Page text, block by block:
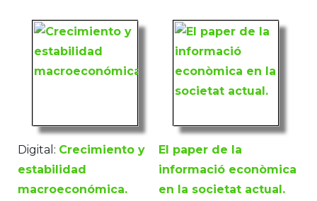
Digital: Crecimiento y
estabilidad
macroeconómica.
El paper de la
informació econòmica
en la societat actual.